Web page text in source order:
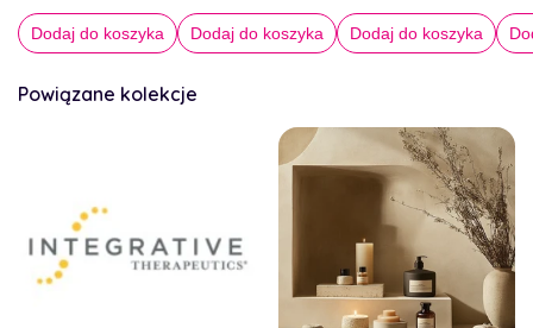
Dodaj do koszyka Dodaj do koszyka Dodaj do koszyka
Powiązane kolekcje